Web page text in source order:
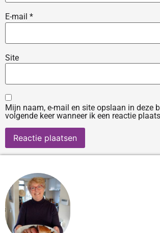
E-mail *
Site
Mijn naam, e-mail en site opslaan in deze
volgende keer wanneer ik een reactie